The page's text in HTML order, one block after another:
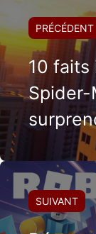
PRÉCÉDENT
10 faits
Spider-
SUIVANT